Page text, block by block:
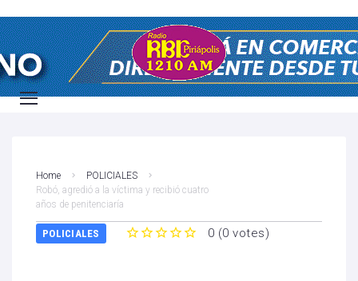
Home
POLICIALES
Robó, agredió a la víctima y recibió cuatro
años de penitenciaría
POLICIALES 0 (0 votes)